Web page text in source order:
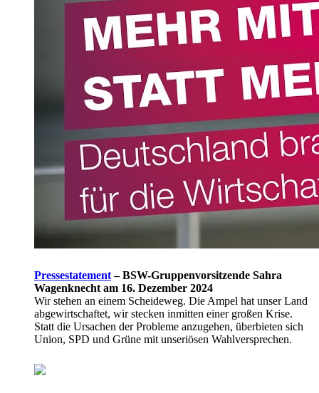
Pressestatement– BSW-Gruppenvorsitzende Sahra
Wagenknecht am 16. Dezember 2024
Wir stehen an einem Scheideweg. Die Ampel hat unser Land
abgewirtschaftet, wir stecken inmitten einer großen Krise.
Statt die Ursachen der Probleme anzugehen, überbieten sich
Union, SPD und Grüne mit unseriösen Wahlversprechen.